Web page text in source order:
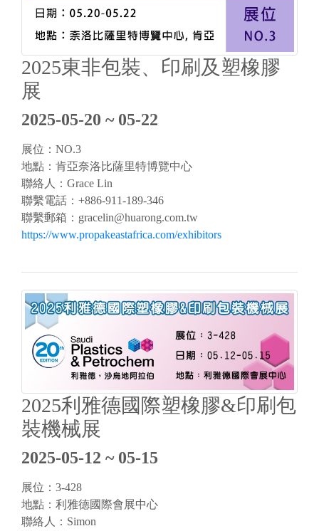
2025東非包裝、印刷及塑橡膠
展
2025-05-20 ~ 05-22
展位：NO.3
地點：肯亞奈洛比薩里特博覽中心
聯絡人：Grace Lin
聯繫電話：+886-911-189-346
聯繫郵箱： gracelin@huarong.com.tw
https://www.propakeastafrica.com/exhibitors
2025利雅德國際塑橡膠&印刷包
裝機械展
2025-05-12 ~ 05-15
展位：3-428
地點：利雅德國際會展中心
聯絡人：Simon